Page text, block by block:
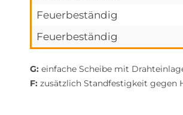
Feuerbeständig
Feuerbeständig
G: einfache Scheibe mit
F: zusätzlich Standfestigkeit gegen